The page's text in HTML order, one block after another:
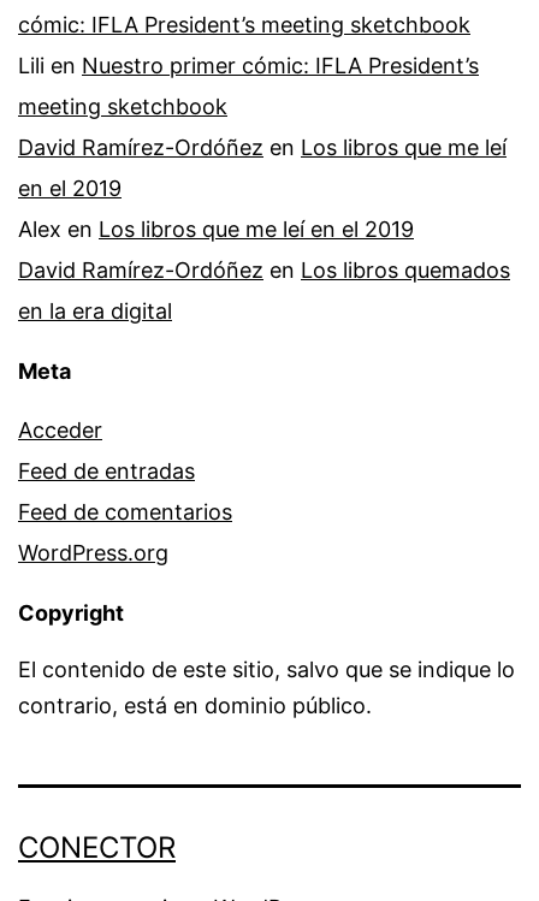
cómic: IFLA President’s meeting sketchbook
Lili en Nuestro primer cómic: IFLA President’s
meeting sketchbook
David Ramírez-Ordóñez en Los libros que me leí
en el 2019
Alex en Los libros que me leí en el 2019
David Ramírez-Ordóñez en Los libros quemados
en la era digital
Meta
Acceder
Feed de entradas
Feed de comentarios
WordPress.org
Copyright
El contenido de este sitio, salvo que se indique lo
contrario, está en dominio público.
CONECTOR